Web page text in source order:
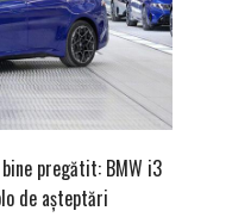
pregătit: BMW i3
de așteptări